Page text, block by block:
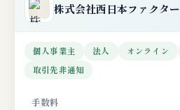
株式会社西日本ファクター
個人事業主 法人 オンライン
取引先非通知
手数料